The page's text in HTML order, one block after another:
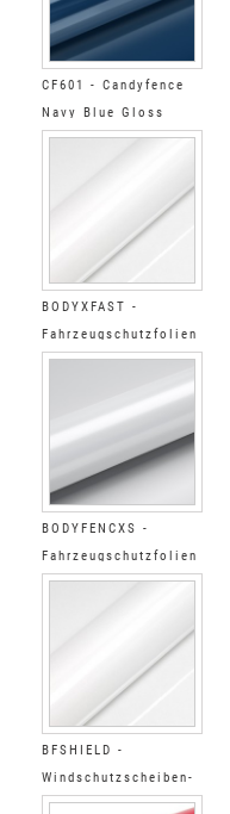
CF601 - Candyfence
Navy Blue Gloss
BODYXFAST -
Fahrzeugschutzfolien
weich Glänzend
BODYFENCXS -
Fahrzeugschutzfolien
Satin
BFSHIELD -
Windschutzscheiben-
Schutzfolie Glänzend